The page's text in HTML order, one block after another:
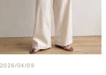
2026/04/09